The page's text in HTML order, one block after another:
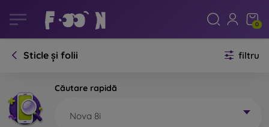
0
Sticle și folii filtru
Căutare rapidă
Nova 8i